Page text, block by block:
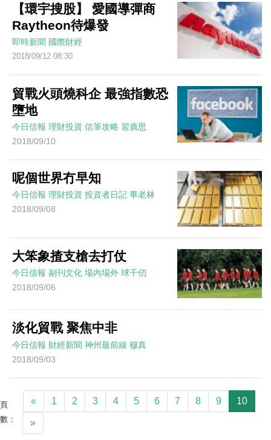
【環宇搜股】 愛國導彈商
Raytheon待爆發
即時新聞 國際財經
2018/09/12 08:30
貿戰火頭燒科企 最強指數恐
墮地
今日信報 理財投資 信筆攻略 習廣思
2018/09/10
呢個世界冇早知
今日信報 理財投資 投資者日記 畢老林
2018/09/08
大笨象揸支槍去打仗
今日信報 副刊文化 場內場外 球千仞
2018/09/06
淡化貿戰 聚焦中非
今日信報 財經新聞 神州最前線 穆真
2018/09/03
頁
數：
« 1 2 3 4 5 6 7 8 9 10
»